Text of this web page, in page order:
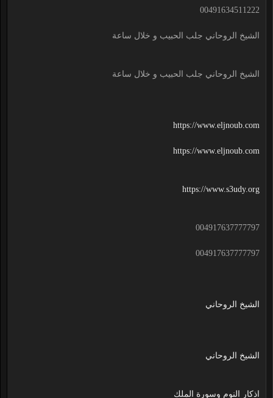
00491634511222
الشيخ الروحاني جلب الحبيب و خلال ساعة
الشيخ الروحاني جلب الحبيب و خلال ساعة
https://www.eljnoub.com
https://www.eljnoub.com
https://www.s3udy.org
004917637777797
004917637777797
الشيخ الروحاني
الشيخ الروحاني
اذكار النوم وسورة الملك